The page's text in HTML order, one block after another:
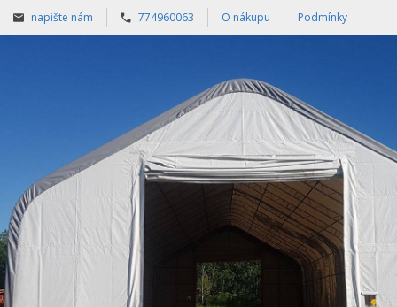
napište nám 774960063 O nákupu Podmínky